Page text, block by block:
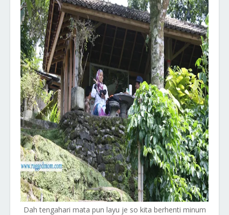
Dah tengahari mata pun layu je so kita berhenti minum